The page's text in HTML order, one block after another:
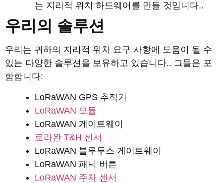
는 지리적 위치 하드웨어를 만들 것입니다..
우리의 솔루션
우리는 귀하의 지리적 위치 요구 사항에 도움이 될 수
있는 다양한 솔루션을 보유하고 있습니다.. 그들은 포
함합니다:
LoRaWAN GPS 추적기
LoRaWAN 모듈
LoRaWAN 게이트웨이
로라완 T&H 센서
LoRaWAN 블루투스 게이트웨이
LoRaWAN 패닉 버튼
LoRaWAN 주차 센서